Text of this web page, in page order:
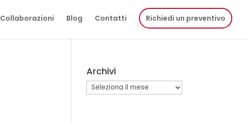
Collaborazioni Blog Contatti Richiedi un preventivo
Archivi
Archivi